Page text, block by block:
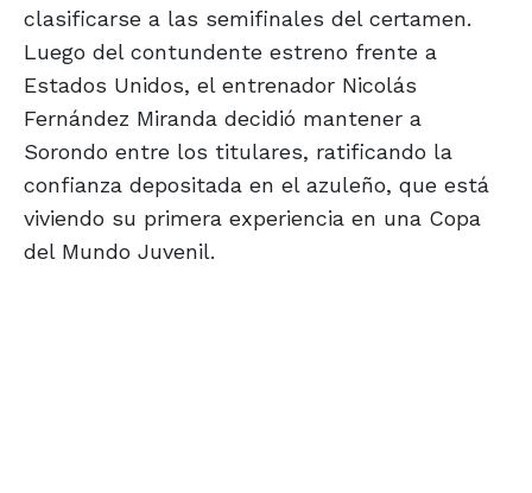
clasificarse a las semifinales del certamen.
Luego del contundente estreno frente a
Estados Unidos, el entrenador Nicolás
Fernández Miranda decidió mantener a
Sorondo entre los titulares, ratificando la
confianza depositada en el azuleño, que está
viviendo su primera experiencia en una Copa
del Mundo Juvenil.